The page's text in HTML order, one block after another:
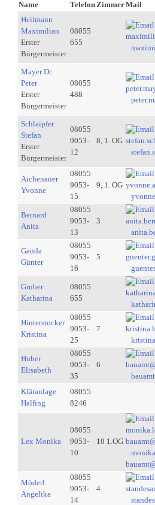
Name
Telefon ZimmerMail
Heilmann
Maximilian
Erster
Bürgermeister
08055
655
Mayer Dr.
Peter
Erster
Bürgermeister
08055
488
Schlaipfer
Stefan
Erster
Bürgermeister
08055
9053-
12
8, 1. OG
Aichenauer
Yvonne
08055
9053-
15
9, 1. OG
Bernard
Anita
08055
9053-
13
3
Gauda
Günter
08055
9053-
16
5
Gruber
Katharina
08055
655
Hinterstocker
Kristina
08055
9053-
25
7
Huber
Elisabeth
08055
9053-
35
6
Kläranlage
Halfing
08055
8246
Lex Monika
08055
9053-
10
10 1.OG
Möderl
Angelika
08055
9053-
14
4